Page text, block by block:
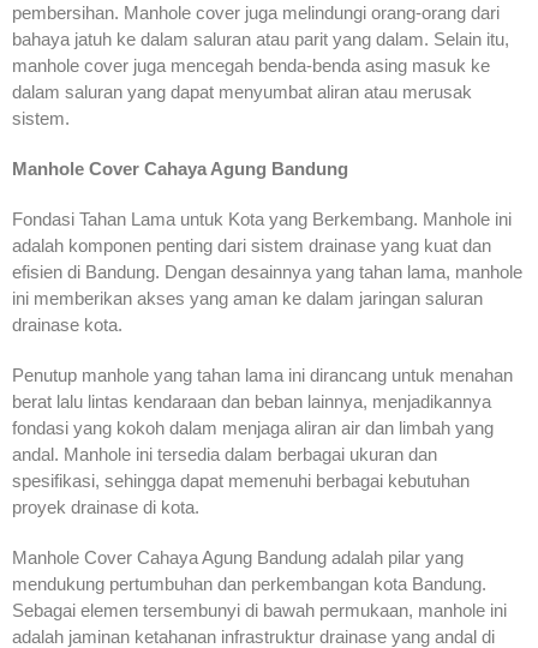
pembersihan. Manhole cover juga melindungi orang-orang dari
bahaya jatuh ke dalam saluran atau parit yang dalam. Selain itu,
manhole cover juga mencegah benda-benda asing masuk ke
dalam saluran yang dapat menyumbat aliran atau merusak
sistem.
Manhole Cover Cahaya Agung Bandung
Fondasi Tahan Lama untuk Kota yang Berkembang. Manhole ini
adalah komponen penting dari sistem drainase yang kuat dan
efisien di Bandung. Dengan desainnya yang tahan lama, manhole
ini memberikan akses yang aman ke dalam jaringan saluran
drainase kota.
Penutup manhole yang tahan lama ini dirancang untuk menahan
berat lalu lintas kendaraan dan beban lainnya, menjadikannya
fondasi yang kokoh dalam menjaga aliran air dan limbah yang
andal. Manhole ini tersedia dalam berbagai ukuran dan
spesifikasi, sehingga dapat memenuhi berbagai kebutuhan
proyek drainase di kota.
Manhole Cover Cahaya Agung Bandung adalah pilar yang
mendukung pertumbuhan dan perkembangan kota Bandung.
Sebagai elemen tersembunyi di bawah permukaan, manhole ini
adalah jaminan ketahanan infrastruktur drainase yang andal di